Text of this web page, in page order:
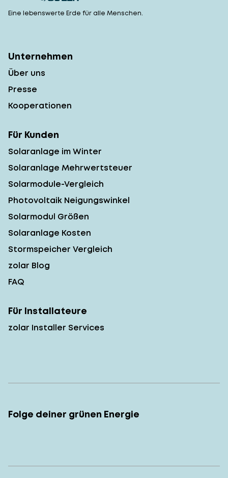
Eine lebenswerte Erde für alle Menschen.
Unternehmen
Über uns
Presse
Kooperationen
Für Kunden
Solaranlage im Winter
Solaranlage Mehrwertsteuer
Solarmodule-Vergleich
Photovoltaik Neigungswinkel
Solarmodul Größen
Solaranlage Kosten
Stormspeicher Vergleich
zolar Blog
FAQ
Für Installateure
zolar Installer Services
Folge deiner grünen Energie